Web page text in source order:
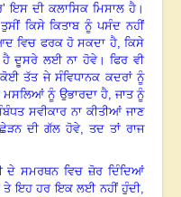
ਇਸ ਦੀ ਕਲਾਸਿਕ ਮਿਸਾਲ ਹੈ।
ਕਿਸੇ ਕਿਤਾਬ ਨੂੰ ਪਸੰਦ ਨਹੀਂ
ਵਿਚ ਫਰਕ ਹੋ ਸਕਦਾ ਹੈ,ਕਿਸੇ
ਦੂਸਰੇ ਲਈ ਨਾ ਹੋਵੇ। ਫਿਰ ਵੀ
ਤੱਤ ਜੇ ਸੰਵਿਧਾਨਕ ਕਦਰਾਂ ਨੂੰ
ਮਸਲਿਆਂ ਨੂੰ ਉਭਾਰਦਾ ਹੈ, ਜਾਤ ਨੂੰ
ਸਵੀਕਾਰ ਨਾ ਕੀਤੀਆਂ ਜਾਣ
ਦੀ ਗੱਲ ਹੋਵੇ, ਤਦ ਤਾਂ ਰਾਜ
ਦੇ ਸਮਰਥਨ ਵਿਚ ਜ਼ੋਰ ਦਿੰਦਿਆਂ
ਤੇ ਇਹ ਹਰ ਇਕ ਲਈ ਨਹੀਂ ਹੁੰਦੀ,